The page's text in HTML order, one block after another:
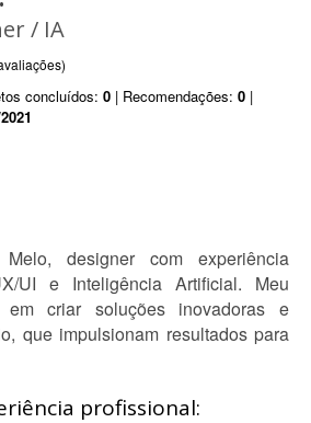
/ IA
concluídos: 0 | Recomendações: 0 |
designer com experiência
UI e Inteligência Artificial. Meu
criar soluções inovadoras e
que impulsionam resultados para
profissional: